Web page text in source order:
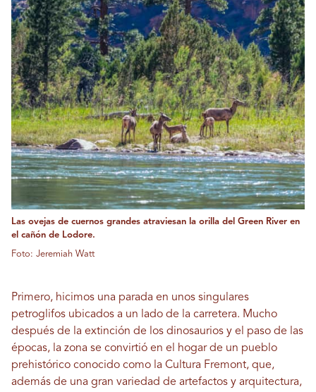
Las ovejas de cuernos grandes atraviesan la orilla del Green River en
el cañón de Lodore.
Foto: Jeremiah Watt
Primero, hicimos una parada en unos singulares
petroglifos ubicados a un lado de la carretera. Mucho
después de la extinción de los dinosaurios y el paso de las
épocas, la zona se convirtió en el hogar de un pueblo
prehistórico conocido como la Cultura Fremont, que,
además de una gran variedad de artefactos y arquitectura,